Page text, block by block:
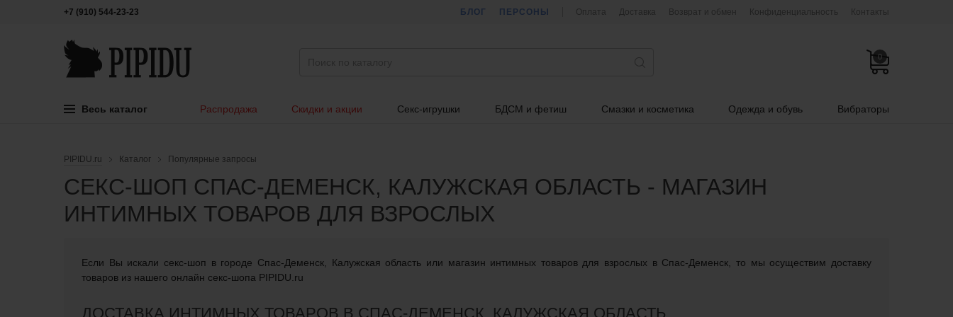
+7 (910) 544-23-23 БЛОГ ПЕРСОНЫ Оплата Доставка Возврат и обмен Конфиденциальность Контакты
0
Весь каталог Распродажа Скидки и акции Секс-игрушки БДСМ и фетиш Смазки и косметика Одежда и обувь Вибраторы
PIPIDU.ru Каталог Популярные запросы
СЕКС-ШОП СПАС-ДЕМЕНСК, КАЛУЖСКАЯ ОБЛАСТЬ - МАГАЗИН
ИНТИМНЫХ ТОВАРОВ ДЛЯ ВЗРОСЛЫХ
Если Вы искали cекс-шоп в городе Спас-Деменск, Калужская область или магазин интимных товаров для взрослых в Спас-Деменск, то мы осуществим доставку
товаров из нашего онлайн секс-шопа PIPIDU.ru
ДОСТАВКА ИНТИМНЫХ ТОВАРОВ В СПАС-ДЕМЕНСК, КАЛУЖСКАЯ ОБЛАСТЬ